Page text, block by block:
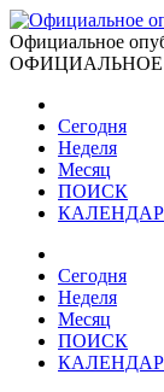
Официальное
Сегодня
Неделя
Месяц
ПОИСК
Сегодня
Неделя
Месяц
ПОИСК